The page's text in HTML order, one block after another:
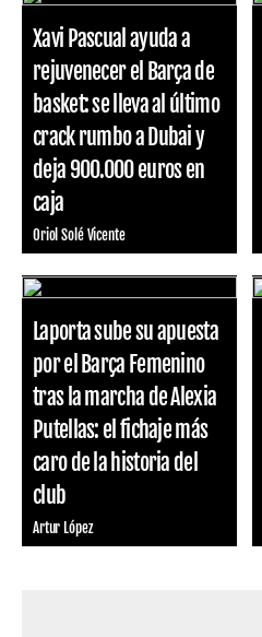
Xavi Pascual ayuda a
rejuvenecer el Barça de
basket: se lleva al último
crack rumbo a Dubai y
deja 900.000 euros en
caja
Oriol Solé Vicente
Laporta sube su apuesta
por el Barça Femenino
tras la marcha de Alexia
Putellas: el fichaje más
caro de la historia del
club
Artur López